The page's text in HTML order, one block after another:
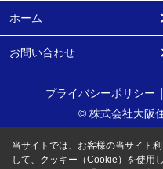
ホーム
お問い合わせ
プライバシーポリシー
© 株式会社大阪
当サイトでは、お客様の当サイト
して、クッキー（Cookie）を使用し